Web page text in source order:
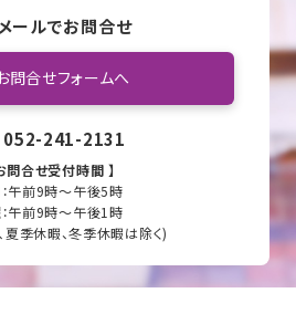
メールでお問合せ
問合せフォームへ
052-241-2131
問合せ受付時間 】
午前9時～午後5時
午前9時～午後1時
夏季休暇、冬季休暇は除く)